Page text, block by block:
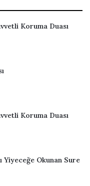
Koruma Duası
Koruma Duası
Yiyeceğe Okunan Sure